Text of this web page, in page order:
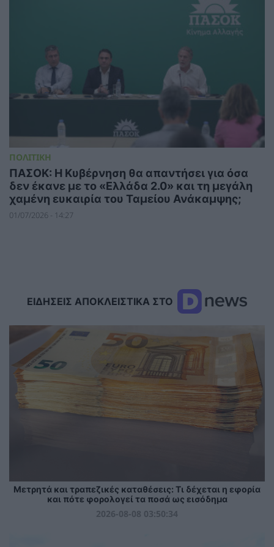
ΠΟΛΙΤΙΚΗ
ΠΑΣΟΚ: Η Κυβέρνηση θα απαντήσει για όσα
δεν έκανε με το «Ελλάδα 2.0» και τη μεγάλη
χαμένη ευκαιρία του Ταμείου Ανάκαμψης;
01/07/2026 - 14:27
ΕΙΔΗΣΕΙΣ ΑΠΟΚΛΕΙΣΤΙΚΑ ΣΤΟ
Μετρητά και τραπεζικές καταθέσεις: Τι δέχεται η εφορία
και πότε φορολογεί τα ποσά ως εισόδημα
2026-08-08 03:50:34